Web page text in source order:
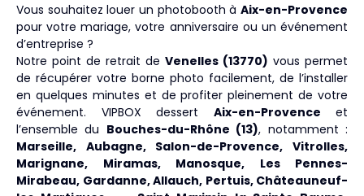
Vous souhaitez louer un photobooth à Aix-en-Provence
pour votre mariage, votre anniversaire ou un événement
d’entreprise ?
Notre point de retrait de Venelles (13770) vous permet
de récupérer votre borne photo facilement, de l’installer
en quelques minutes et de profiter pleinement de votre
événement. VIPBOX dessert Aix-en-Provence et
l’ensemble du Bouches-du-Rhône (13), notamment :
Marseille, Aubagne, Salon-de-Provence, Vitrolles,
Marignane, Miramas, Manosque, Les Pennes-
Mirabeau, Gardanne, Allauch, Pertuis, Châteauneuf-